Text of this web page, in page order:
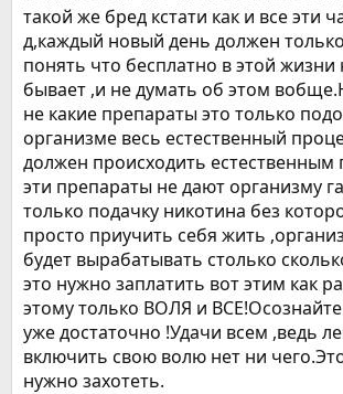
такой же бред кстати как и все эти
д,каждый новый день должен
понять что бесплатно в этой жизни
бывает ,и не думать об этом
не какие препараты это только
организме весь естественный
должен происходить естественным
эти препараты не дают организму
только подачку никотина без
просто приучить себя жить
будет вырабатывать столько
это нужно заплатить вот этим как
этому только ВОЛЯ и ВСЕ!Осознайте
уже достаточно !Удачи всем ,ведь
включить свою волю нет ни
нужно захотеть.